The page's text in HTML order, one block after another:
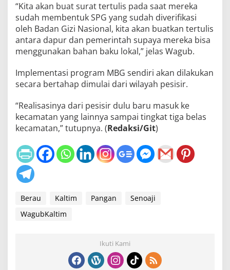
“Kita akan buat surat tertulis pada saat mereka
sudah membentuk SPG yang sudah diverifikasi
oleh Badan Gizi Nasional, kita akan buatkan tertulis
antara dapur dan pemerintah supaya mereka bisa
menggunakan bahan baku lokal,” jelas Wagub.
Implementasi program MBG sendiri akan dilakukan
secara bertahap dimulai dari wilayah pesisir.
“Realisasinya dari pesisir dulu baru masuk ke
kecamatan yang lainnya sampai tingkat tiga belas
kecamatan,” tutupnya. (Redaksi/Git)
Berau Kaltim Pangan
Senoaji
WagubKaltim
Ikuti Kami